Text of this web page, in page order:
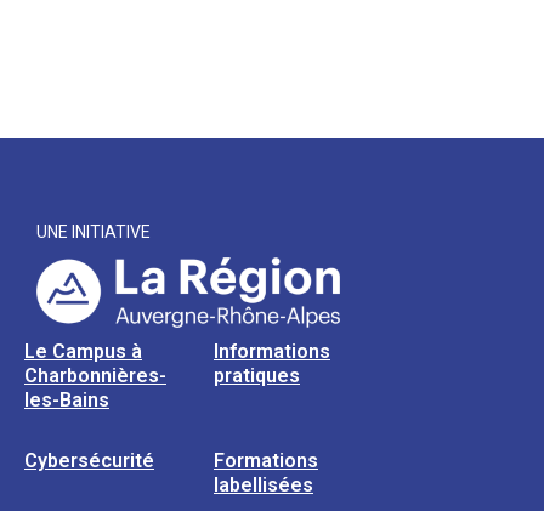
UNE INITIATIVE
Le Campus à
Charbonnières-
les-Bains
Informations
pratiques
Cybersécurité
Formations
labellisées